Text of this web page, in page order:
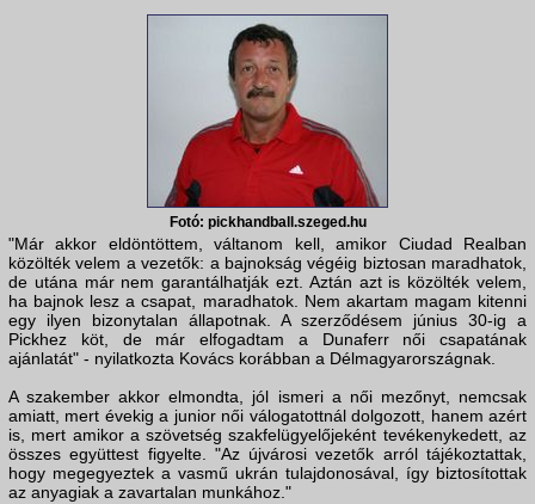
Fotó: pickhandball.szeged.hu
"Már akkor eldöntöttem, váltanom kell, amikor Ciudad Realban
közölték velem a vezetők: a bajnokság végéig biztosan maradhatok,
de utána már nem garantálhatják ezt. Aztán azt is közölték velem,
ha bajnok lesz a csapat, maradhatok. Nem akartam magam kitenni
egy ilyen bizonytalan állapotnak. A szerződésem június 30-ig a
Pickhez köt, de már elfogadtam a Dunaferr női csapatának
ajánlatát" - nyilatkozta Kovács korábban a Délmagyarországnak.
A szakember akkor elmondta, jól ismeri a női mezőnyt, nemcsak
amiatt, mert évekig a junior női válogatottnál dolgozott, hanem azért
is, mert amikor a szövetség szakfelügyelőjeként tevékenykedett, az
összes együttest figyelte. "Az újvárosi vezetők arról tájékoztattak,
hogy megegyeztek a vasmű ukrán tulajdonosával, így biztosítottak
az anyagiak a zavartalan munkához."